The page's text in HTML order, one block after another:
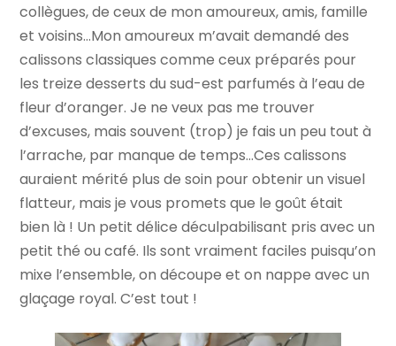
collègues, de ceux de mon amoureux, amis, famille
et voisins…Mon amoureux m’avait demandé des
calissons classiques comme ceux préparés pour
les treize desserts du sud-est parfumés à l’eau de
fleur d’oranger. Je ne veux pas me trouver
d’excuses, mais souvent (trop) je fais un peu tout à
l’arrache, par manque de temps…Ces calissons
auraient mérité plus de soin pour obtenir un visuel
flatteur, mais je vous promets que le goût était
bien là ! Un petit délice déculpabilisant pris avec un
petit thé ou café. Ils sont vraiment faciles puisqu’on
mixe l’ensemble, on découpe et on nappe avec un
glaçage royal. C’est tout !